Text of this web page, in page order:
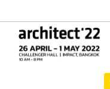
content